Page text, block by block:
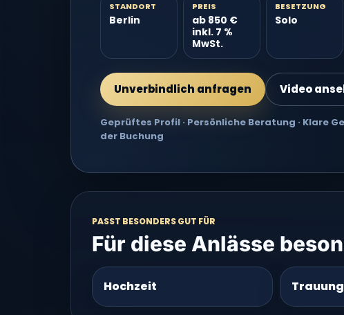
STANDORT
Berlin
PREIS
ab 850 €
inkl. 7 %
MwSt.
BESETZUNG
Solo
Unverbindlich anfragen Video
Geprüftes Profil · Persönliche Beratung · Klare
der Buchung
PASST BESONDERS GUT FÜR
Für diese Anlässe
Hochzeit Trauung